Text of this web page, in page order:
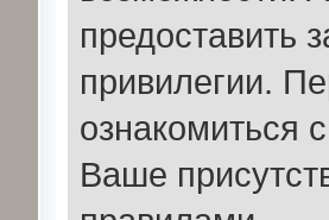
предоставить
привилегии.
ознакомиться
Ваше